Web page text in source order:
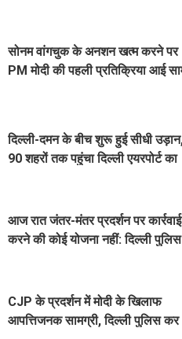
सोनम वांगचुक के अनशन खत्म करने पर
PM मोदी की पहली प्रतिक्रिया आई
दिल्ली-दमन के बीच शुरू हुई सीधी
90 शहरों तक पहुंचा दिल्ली एयरपोर्ट का
आज रात जंतर-मंतर प्रदर्शन पर कार्रवाई
करने की कोई योजना नहीं: दिल्ली पुलिस
CJP के प्रदर्शन में मोदी के खिलाफ
आपत्तिजनक सामग्री, दिल्ली पुलिस कर